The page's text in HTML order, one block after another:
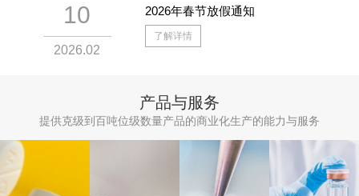
10
2026.02
2026年春节放假通知
了解详情
产品与服务
提供克级到百吨位级数量产品的商业化生产的能力与服务